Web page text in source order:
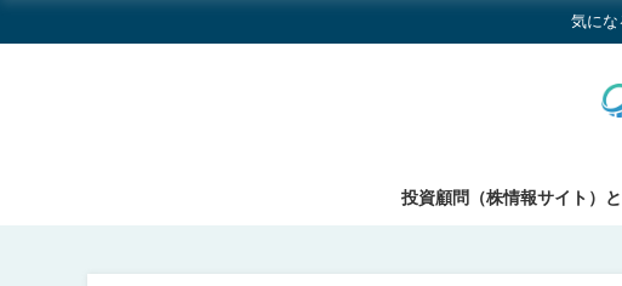
気にな
投資顧問（株情報サイト）